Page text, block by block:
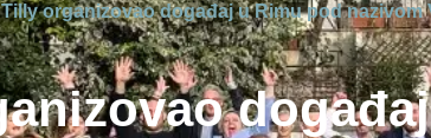
organizovao događaj u Rimu pod nazivom